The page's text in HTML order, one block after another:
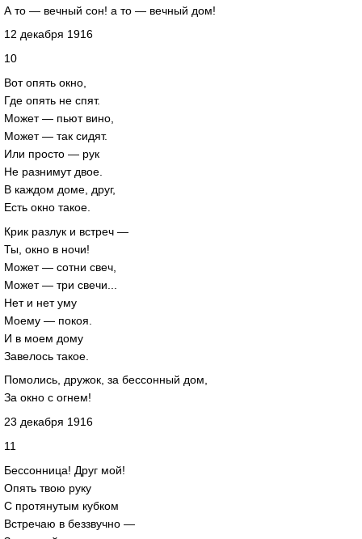
А то — вечный сон! а то — вечный дом!
12 декабря 1916
10
Вот опять окно,
Где опять не спят.
Может — пьют вино,
Может — так сидят.
Или просто — рук
Не разнимут двое.
В каждом доме, друг,
Есть окно такое.
Крик разлук и встреч —
Ты, окно в ночи!
Может — сотни свеч,
Может — три свечи...
Нет и нет уму
Моему — покоя.
И в моем дому
Завелось такое.
Помолись, дружок, за бессонный дом,
За окно с огнем!
23 декабря 1916
11
Бессонница! Друг мой!
Опять твою руку
С протянутым кубком
Встречаю в беззвучно —